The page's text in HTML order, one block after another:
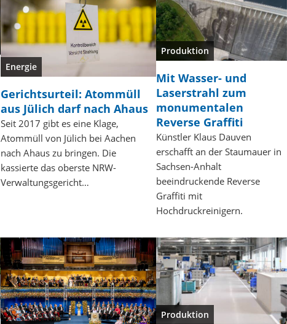
Energie
Gerichtsurteil: Atommüll
aus Jülich darf nach Ahaus
Seit 2017 gibt es eine Klage,
Atommüll von Jülich bei Aachen
nach Ahaus zu bringen. Die
kassierte das oberste NRW-
Verwaltungsgericht…
Produktion
Mit Wasser- und
Laserstrahl zum
monumentalen
Reverse Graffiti
Künstler Klaus Dauven
erschafft an der Staumauer in
Sachsen-Anhalt
beeindruckende Reverse
Graffiti mit
Hochdruckreinigern.
Produktion